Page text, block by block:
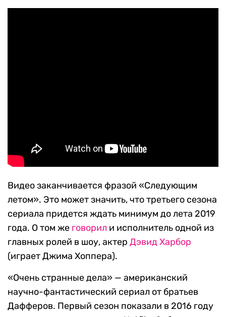
Видео заканчивается фразой «Следующим
летом». Это может значить, что третьего сезона
сериала придется ждать минимум до лета 2019
года. О том же говорил и исполнитель одной из
главных ролей в шоу, актер Дэвид Харбор
(играет Джима Хоппера).
«Очень странные дела» — американский
научно-фантастический сериал от братьев
Дафферов. Первый сезон показали в 2016 году